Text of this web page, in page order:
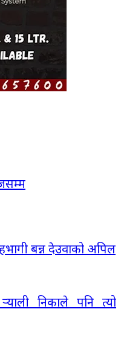
बन्न देउवाको अपिल
निकाले पनि त्यो